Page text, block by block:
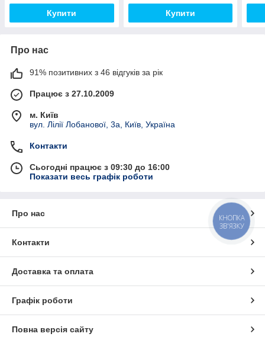
Купити Купити
Про нас
91% позитивних з 46 відгуків за рік
Працює з 27.10.2009
м. Київ
вул. Лілії Лобанової, 3а, Київ, Україна
Контакти
Сьогодні працює з 09:30 до 16:00
Показати весь графік роботи
Про нас
Контакти
Доставка та оплата
Графік роботи
Повна версія сайту
КНОПКА
ЗВ'ЯЗКУ